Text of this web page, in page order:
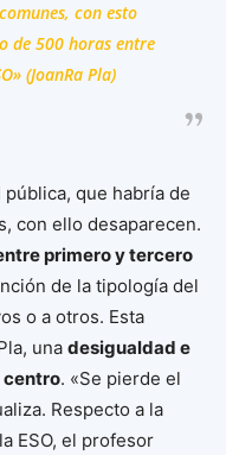
con esto
de 500 horas entre
(JoanRa Pla)
que habría de
con ello desaparecen.
primero y tercero
de la tipología del
o a otros. Esta
una desigualdad e
centro. «Se pierde el
Respecto a la
ESO, el profesor